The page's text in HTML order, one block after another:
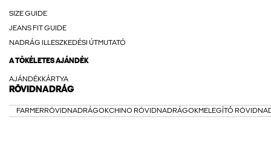
SIZE GUIDE
JEANS FIT GUIDE
NADRÁG ILLESZKEDÉSI ÚTMUTATÓ
A TÖKÉLETES AJÁNDÉK
AJÁNDÉKKÁRTYA
RÖVIDNADRÁG
FARMERRÖVIDNADRÁGOKCHINO RÖVIDNADRÁGOKMELEGÍTŐ